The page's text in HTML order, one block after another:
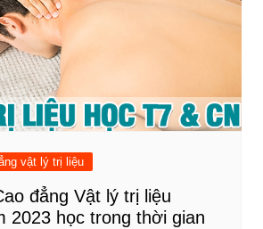
vật lý trị liệu
đẳng Vật lý trị liệu
2023 học trong thời gian